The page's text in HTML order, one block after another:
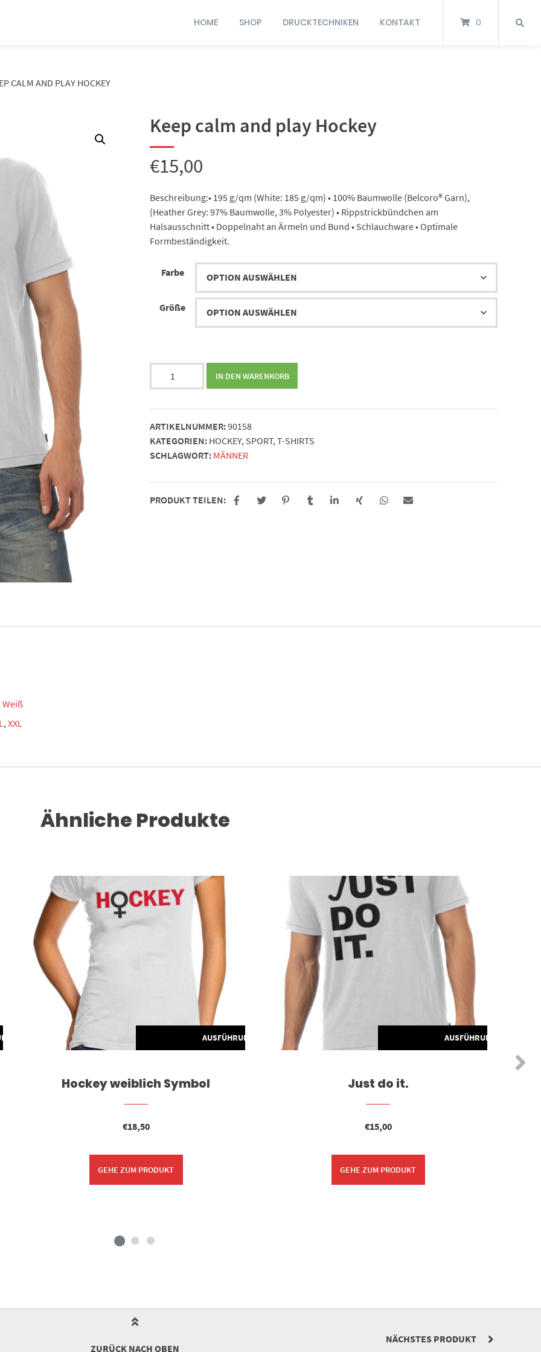
HOME SHOP DRUCKTECHNIKEN KONTAKT 0
CALM AND PLAY HOCKEY
Keep calm and play Hockey
€15,00
Beschreibung:• 195 g/qm (White: 185 g/qm) • 100% Baumwolle (Belcoro® Garn),
(Heather Grey: 97% Baumwolle, 3% Polyester) • Rippstrickbündchen am
Halsausschnitt • Doppelnaht an Ärmeln und Bund • Schlauchware • Optimale
Formbeständigkeit.
Farbe
Größe
play
Hockey
Menge
IN DEN WARENKORB
ARTIKELNUMMER:90158
KATEGORIEN: HOCKEY, SPORT,T-SHIRTS
SCHLAGWORT: MÄNNER
PRODUKT TEILEN:
Weiß
,XXL
Ähnliche Produkte
WÄHLEN AUSFÜHRUNG WÄHLEN
Dieses Produkt weist mehrere Varianten auf. Die Optionen können auf der Produktseite gewählt werden
Hockey weiblich Symbol
€18,50
GEHE ZUM PRODUKT
AUSFÜHRUNG WÄHLEN
Dieses Produkt weist mehrere Varianten auf. Die Optionen können auf der Produktseite gewählt werden
Just do it.
€15,00
GEHE ZUM PRODUKT
NÄCHSTES PRODUKT
ZURÜCK NACH OBEN